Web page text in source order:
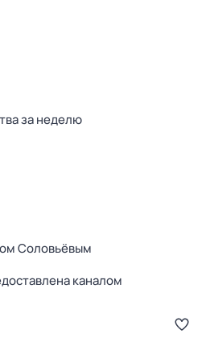
за неделю
Соловьёвым
каналом